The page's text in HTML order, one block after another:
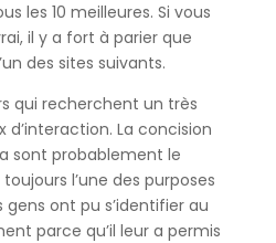
les 10 meilleures. Si vous
il y a fort à parier que
des sites suivants.
qui recherchent un très
La concision
sont probablement le
l’une des purposes
gens ont pu s’identifier au
parce qu’il leur a permis